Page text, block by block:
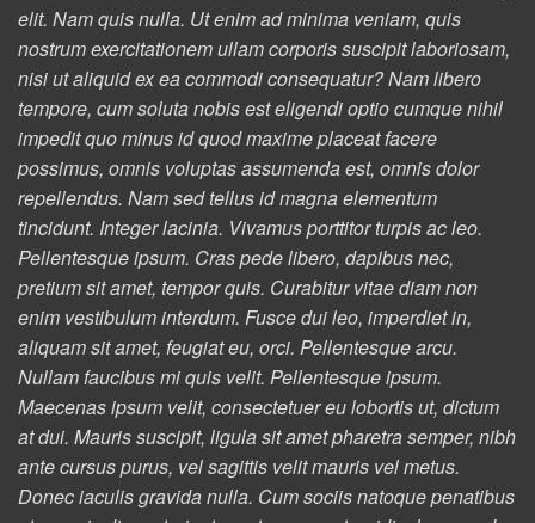
elit. Nam quis nulla. Ut enim ad minima veniam, quis
nostrum exercitationem ullam corporis suscipit laboriosam,
nisi ut aliquid ex ea commodi consequatur? Nam libero
tempore, cum soluta nobis est eligendi optio cumque nihil
impedit quo minus id quod maxime placeat facere
possimus, omnis voluptas assumenda est, omnis dolor
repellendus. Nam sed tellus id magna elementum
tincidunt. Integer lacinia. Vivamus porttitor turpis ac leo.
Pellentesque ipsum. Cras pede libero, dapibus nec,
pretium sit amet, tempor quis. Curabitur vitae diam non
enim vestibulum interdum. Fusce dui leo, imperdiet in,
aliquam sit amet, feugiat eu, orci. Pellentesque arcu.
Nullam faucibus mi quis velit. Pellentesque ipsum.
Maecenas ipsum velit, consectetuer eu lobortis ut, dictum
at dui. Mauris suscipit, ligula sit amet pharetra semper, nibh
ante cursus purus, vel sagittis velit mauris vel metus.
Donec iaculis gravida nulla. Cum sociis natoque penatibus